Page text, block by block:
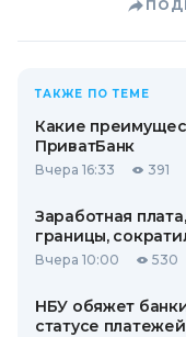
ТАКЖЕ ПО ТЕМЕ
Какие
ПриватБанк
Вчера 16:33 391
Заработная
границы,
Вчера 10:00 530
НБУ обяжет
статусе платежей